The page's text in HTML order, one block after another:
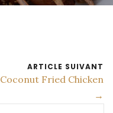
ARTICLE SUIVANT
Coconut Fried Chicken
→